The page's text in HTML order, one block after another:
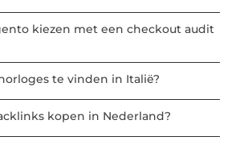
kiezen met een checkout audit
te vinden in Italië?
kopen in Nederland?